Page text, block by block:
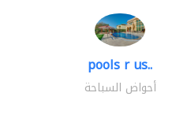
pools r us..
أحواض السباحة